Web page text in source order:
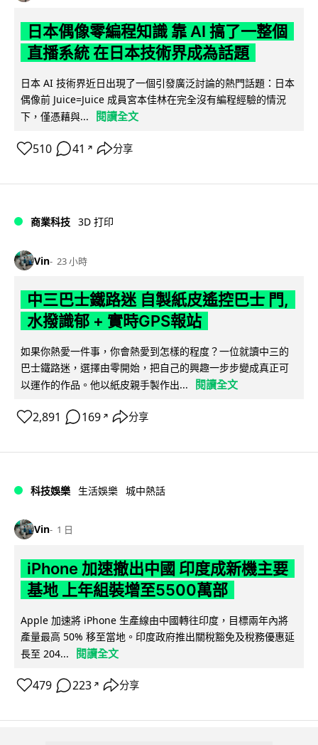
日本偶像零編程知識 靠 AI 搞了一整個
直播系統 在日本技術界成為話題
日本 AI 技術界近日出現了一個引發廣泛討論的熱門話題：日本
偶像前 Juice=Juice 成員宮本佳林在完全沒有編程經驗的情況
下，僅憑藉與...
閱讀全文
510 41 ↗ 分享
商業科技 3D 打印
Vin 23 小時
中三巴士鐵路迷 自製紙皮遙控巴士 門,
水撥識郁 + 實時GPS報站
如果你熱愛一件事，你會熱愛到怎樣的程度？一位就讀中三的
巴士鐵路迷，選擇由零開始，把自己的興趣一步步變成真正可
以運作的作品。他以紙皮親手製作出...
閱讀全文
2,891 169 ↗ 分享
科技娛樂 生活娛樂 城中熱話
Vin 1 日
iPhone 加速撤出中國 印度成新機主要
基地 上年組裝增至5500萬部
Apple 加速將 iPhone 生產線由中國轉往印度，目標兩年內將
產量最高 50% 移至當地。印度政府推出關稅豁免及稅務優惠延
長至 204...
閱讀全文
479 223 ↗ 分享